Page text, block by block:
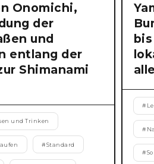
Onomichi,
der
und
entlang der
Shimanami
und Trinken
#Standard
#
#
#